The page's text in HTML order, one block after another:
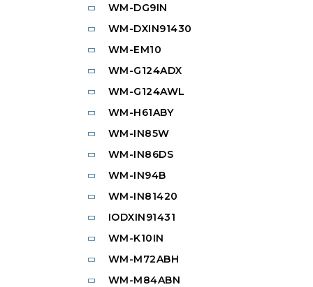
WM-DG9IN
WM-DXIN91430
WM-EM10
WM-G124ADX
WM-G124AWL
WM-H61ABY
WM-IN85W
WM-IN86DS
WM-IN94B
WM-IN81420
IODXIN91431
WM-K10IN
WM-M72ABH
WM-M84ABN